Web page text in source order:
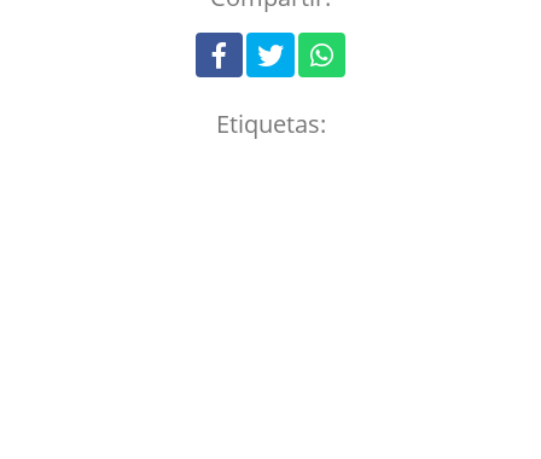
Etiquetas: